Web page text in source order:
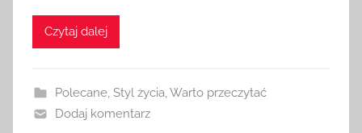
Czytaj dalej
Polecane, Styl życia Warto przeczytać
Dodaj komentarz